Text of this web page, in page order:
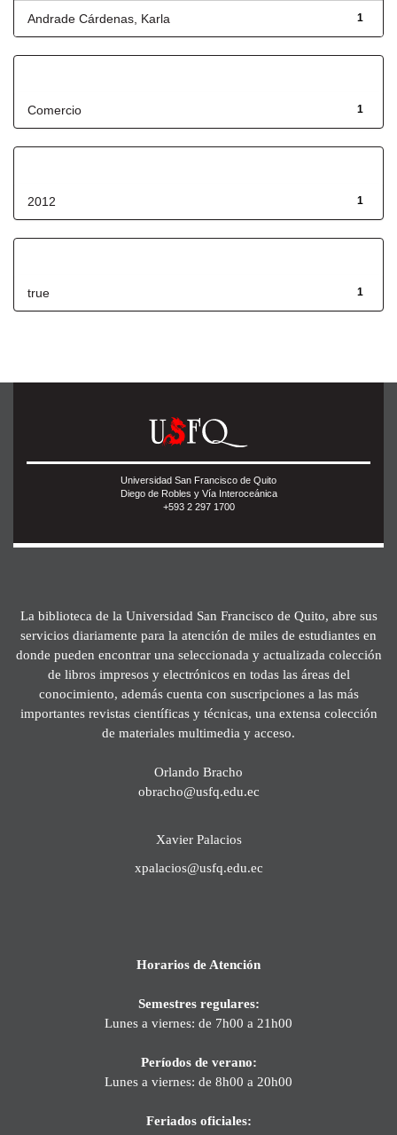
1
Andrade Cárdenas, Karla
1
Comercio
1
2012
1
true
Universidad San Francisco de Quito
Diego de Robles y Vía Interoceánica
+593 2 297 1700
La biblioteca de la Universidad San Francisco de Quito, abre sus
servicios diariamente para la atención de miles de estudiantes en
donde pueden encontrar una seleccionada y actualizada colección
de libros impresos y electrónicos en todas las áreas del
conocimiento, además cuenta con suscripciones a las más
importantes revistas científicas y técnicas, una extensa colección
de materiales multimedia y acceso.
Orlando Bracho
obracho@usfq.edu.ec
Xavier Palacios
xpalacios@usfq.edu.ec
Horarios de Atención
Semestres regulares:
Lunes a viernes: de 7h00 a 21h00
Períodos de verano:
Lunes a viernes: de 8h00 a 20h00
Feriados oficiales: